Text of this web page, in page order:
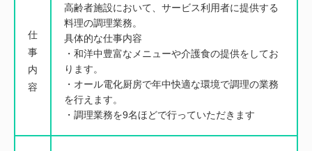
仕
事
内
容
高齢者施設において、サービス利用者に提供する
料理の調理業務。
具体的な仕事内容
・和洋中豊富なメニューや介護食の提供をしてお
ります。
・オール電化厨房で年中快適な環境で調理の業務
を行えます。
・調理業務を9名ほどで行っていただきます